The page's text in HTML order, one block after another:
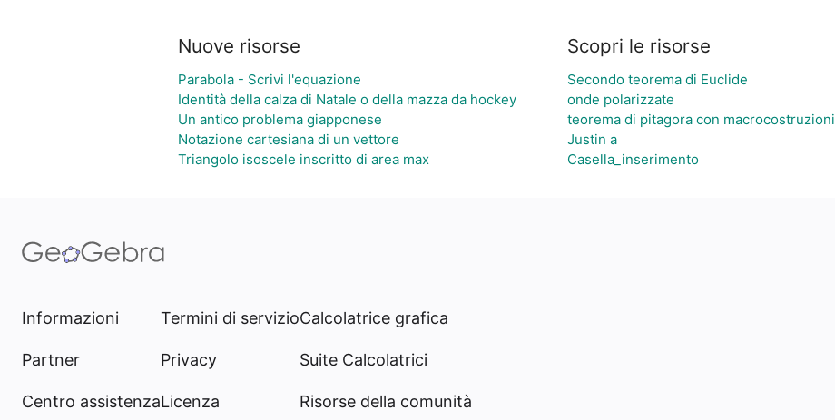
Nuove risorse
Parabola - Scrivi l'equazione
Identità della calza di Natale o della mazza da hockey
Un antico problema giapponese
Notazione cartesiana di un vettore
Triangolo isoscele inscritto di area max
Scopri le risorse
Secondo teorema di Euclide
onde polarizzate
teorema di pitagora con macrocostruzioni
Justin a
Casella_inserimento
Informazioni
Partner
Centro assistenza
Termini di servizio
Privacy
Licenza
Calcolatrice grafica
Suite Calcolatrici
Risorse della comunità